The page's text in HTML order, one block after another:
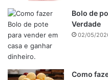
cebolinha e o sal a gosto.
sempre mexendo bem, e
Cozinhe as batatas até
transfira para uma tigela.
manteiga, a farinha de trigo
Bolo de
Verdade
02/05/
Como